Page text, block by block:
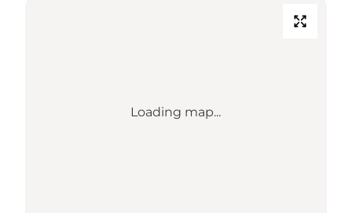
Loading map...